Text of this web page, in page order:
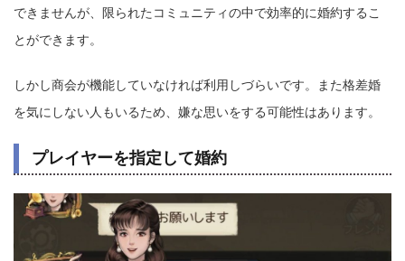
できませんが、限られたコミュニティの中で効率的に婚約するこ
とができます。
しかし商会が機能していなければ利用しづらいです。また格差婚
を気にしない人もいるため、嫌な思いをする可能性はあります。
プレイヤーを指定して婚約